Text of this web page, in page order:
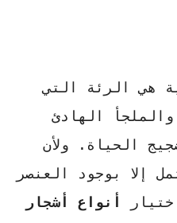
هي الرئة التي
الهادئ
الحياة. ولأن
إلا بوجود العنصر
أنواع أشجار